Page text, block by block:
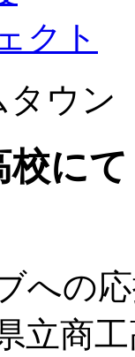
クト
タウン
に
への
立商